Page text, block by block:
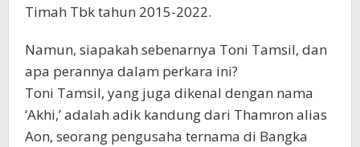
Timah Tbk tahun 2015-2022.
Namun, siapakah sebenarnya Toni Tamsil, dan
apa perannya dalam perkara ini?
Toni Tamsil, yang juga dikenal dengan nama
‘Akhi,’ adalah adik kandung dari Thamron alias
Aon, seorang pengusaha ternama di Bangka